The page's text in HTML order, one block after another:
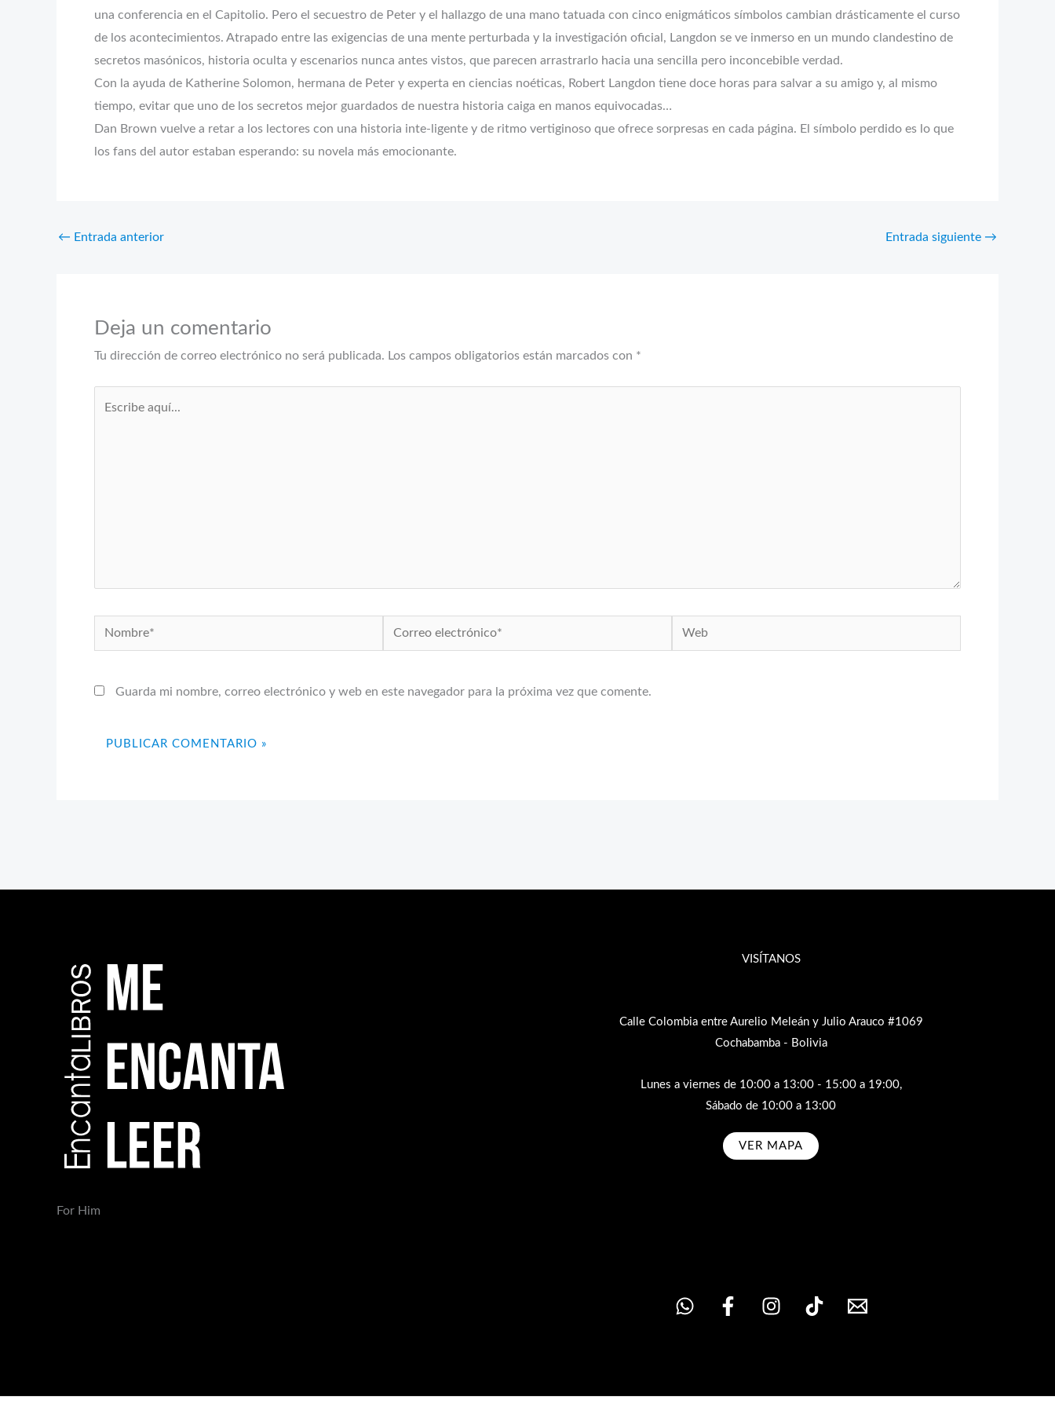
una conferencia en el Capitolio. Pero el secuestro de Peter y el hallazgo de una mano tatuada con cinco enigmáticos símbolos cambian drásticamente el curso
de los acontecimientos. Atrapado entre las exigencias de una mente perturbada y la investigación oficial, Langdon se ve inmerso en un mundo clandestino de
secretos masónicos, historia oculta y escenarios nunca antes vistos, que parecen arrastrarlo hacia una sencilla pero inconcebible verdad.
Con la ayuda de Katherine Solomon, hermana de Peter y experta en ciencias noéticas, Robert Langdon tiene doce horas para salvar a su amigo y, al mismo
tiempo, evitar que uno de los secretos mejor guardados de nuestra historia caiga en manos equivocadas…
Dan Brown vuelve a retar a los lectores con una historia inte-ligente y de ritmo vertiginoso que ofrece sorpresas en cada página. El símbolo perdido es lo que
los fans del autor estaban esperando: su novela más emocionante.
← Entrada anterior Entrada siguiente →
Deja un comentario
Tu dirección de correo electrónico no será publicada. Los campos obligatorios están marcados con *
Nombre*
Correo
electrónico*
Web
Guarda mi nombre, correo electrónico y web en este navegador para la próxima vez que comente.
For Him
VISÍTANOS
Calle Colombia entre Aurelio Meleán y Julio Arauco #1069
Cochabamba - Bolivia
Lunes a viernes de 10:00 a 13:00 - 15:00 a 19:00,
Sábado de 10:00 a 13:00
VER MAPA